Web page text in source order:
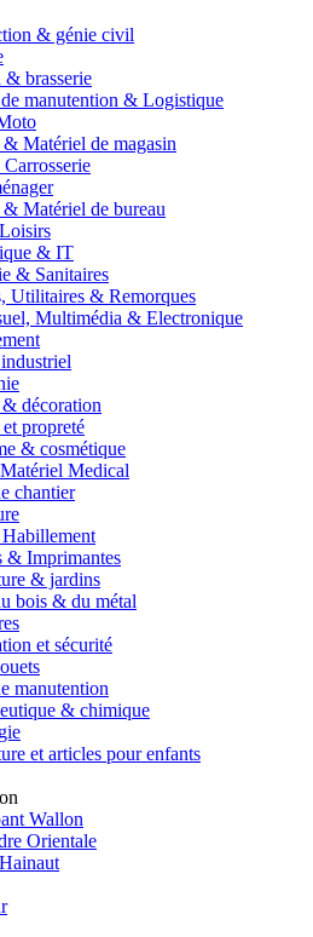
& génie civil
& brasserie
manutention & Logistique
Matériel de magasin
Matériel de bureau
& IT
& Sanitaires
Utilitaires & Remorques
Multimédia & Electronique
décoration
propreté
& cosmétique
Medical
chantier
& Imprimantes
& jardins
bois & du métal
et sécurité
manutention
& chimique
et articles pour enfants
Wallon
Orientale